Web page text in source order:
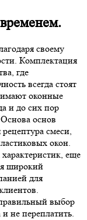
своему
Комплектация
где
всегда стоят
оконные
и до сих пор
основ
смеси,
окон.
еще
широкий
для
выбор
не переплатить.